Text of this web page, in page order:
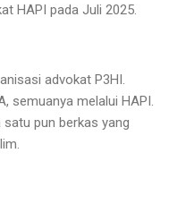
HAPI pada Juli 2025.
advokat P3HI.
semuanya melalui HAPI.
pun berkas yang